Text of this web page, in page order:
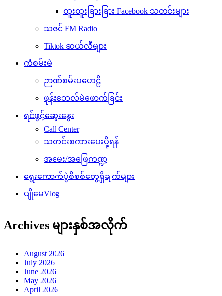
ထူးထူးခြားခြား Facebook သတင်းများ
သဇင် FM Radio
Tiktok ဆယ်လီများ
ကံစမ်းမဲ
ဉာဏ်စမ်းပဟေဠိ
ဖုန်းဘေလ်မဲဖောက်ခြင်း
ရင်ဖွင့်ဆွေးနွေး
Call Center
သတင်းစကားပေးပို့ရန်
အမေး/အဖြေကဏ္ဍ
ရွေးကောက်ပွဲစိစစ်တွေ့ရှိချက်များ
ပျိုမေVlog
Archives များနှစ်အလိုက်
August 2026
July 2026
June 2026
May 2026
April 2026